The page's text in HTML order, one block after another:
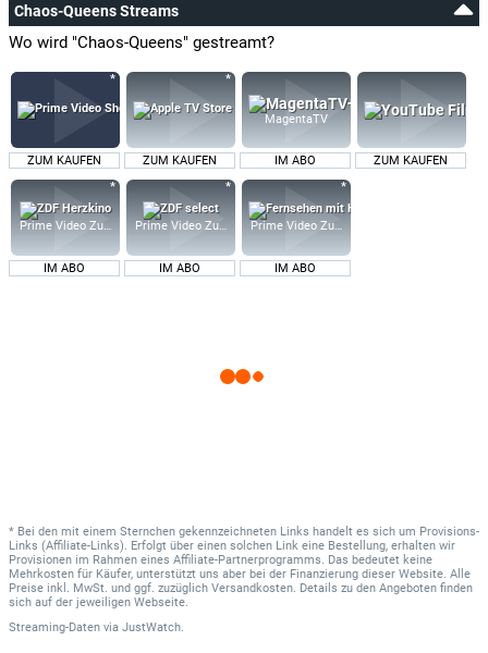
Chaos-Queens Streams
Wo wird "Chaos-Queens" gestreamt?
ZUM KAUFEN ZUM KAUFEN
MagentaTV
IM ABO ZUM KAUFEN
Prime Video Zusatz-Kanäle
IM ABO
Prime Video Zusatz-Kanäle
IM ABO
Prime Video Zusatz-Kanäle
IM ABO
* Bei den mit einem Sternchen gekennzeichneten Links handelt es sich um Provisions-
Links (Affiliate-Links). Erfolgt über einen solchen Link eine Bestellung, erhalten wir
Provisionen im Rahmen eines Affiliate-Partnerprogramms. Das bedeutet keine
Mehrkosten für Käufer, unterstützt uns aber bei der Finanzierung dieser Website. Alle
Preise inkl. MwSt. und ggf. zuzüglich Versandkosten. Details zu den Angeboten finden
sich auf der jeweiligen Webseite.
Streaming-Daten via JustWatch.